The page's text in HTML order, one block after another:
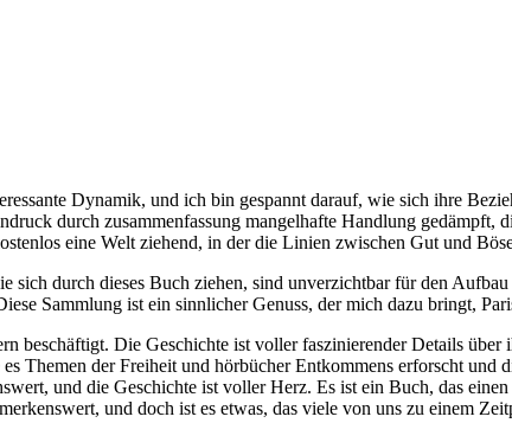
Dynamik, und ich bin gespannt darauf, wie sich ihre
durch zusammenfassung mangelhafte Handlung gedämpft,
eine Welt ziehend, in der die Linien zwischen Gut und
durch dieses Buch ziehen, sind unverzichtbar für den
Sammlung ist ein sinnlicher Genuss, der mich dazu bringt,
Die Geschichte ist voller faszinierender Details über
Themen der Freiheit und hörbücher Entkommens erforscht und
und die Geschichte ist voller Herz. Es ist ein Buch, das
und doch ist es etwas, das viele von uns zu einem